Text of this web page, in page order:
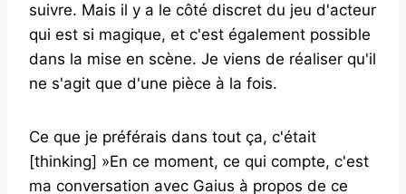
suivre. Mais il y a le côté discret du jeu d'acteur
qui est si magique, et c'est également possible
dans la mise en scène. Je viens de réaliser qu'il
ne s'agit que d'une pièce à la fois.
Ce que je préférais dans tout ça, c'était
[thinking] »En ce moment, ce qui compte, c'est
ma conversation avec Gaius à propos de ce